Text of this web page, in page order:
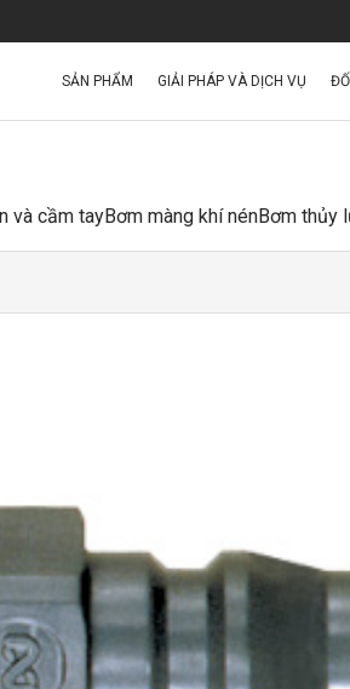
SẢN PHẨM GIẢI PHÁP VÀ DỊCH VỤ
và cầm tayBơm màng khí nénBơm thủy